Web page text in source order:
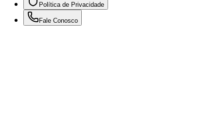
Política de Privacidade
Fale Conosco